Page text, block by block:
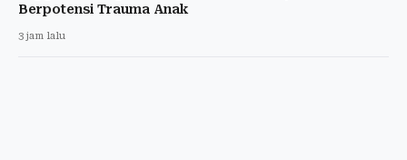
Berpotensi Trauma Anak
3 jam lalu